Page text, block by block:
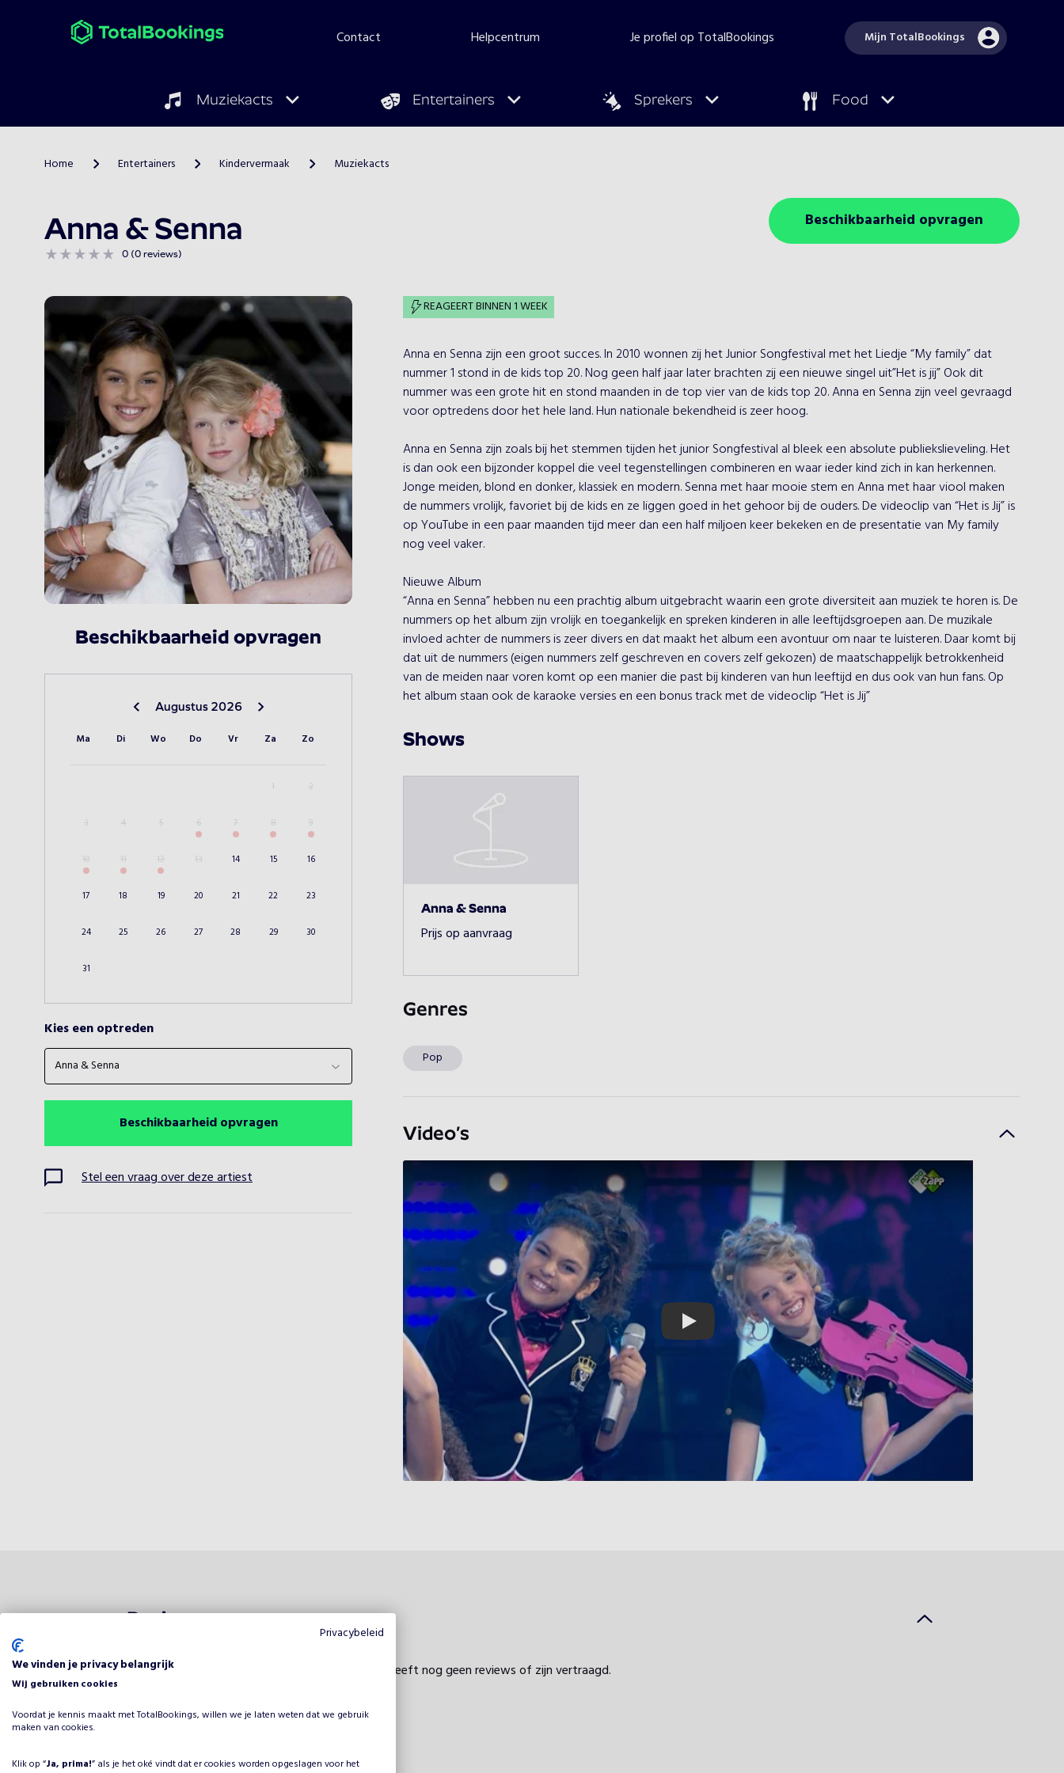
Contact Helpcentrum Je profiel op TotalBookings Mijn TotalBookings
Muziekacts Entertainers Sprekers Food
Home > Entertainers > Kindervermaak > Muziekacts
Anna & Senna
0 (0 reviews)
Beschikbaarheid opvragen
Beschikbaarheid opvragen
Vorige maand
Augustus 2026
Ma Di Wo Do Vr Za Zo
1 2
3 4 5 6 7 8 9
10 11 12 13 14 15 16
17 18 19 20 21 22 23
24 25 26 27 28 29 30
31
Kies een optreden
Anna & Senna
Beschikbaarheid opvragen
Stel een vraag over deze artiest
REAGEERT BINNEN 1 WEEK
Anna en Senna zijn een groot succes. In 2010 wonnen zij het Junior Songfestival met het Liedje “My family” dat
nummer 1 stond in de kids top 20. Nog geen half jaar later brachten zij een nieuwe singel uit”Het is jij” Ook dit
nummer was een grote hit en stond maanden in de top vier van de kids top 20. Anna en Senna zijn veel gevraagd
voor optredens door het hele land. Hun nationale bekendheid is zeer hoog.
Anna en Senna zijn zoals bij het stemmen tijden het junior Songfestival al bleek een absolute publiekslieveling. Het
is dan ook een bijzonder koppel die veel tegenstellingen combineren en waar ieder kind zich in kan herkennen.
Jonge meiden, blond en donker, klassiek en modern. Senna met haar mooie stem en Anna met haar viool maken
de nummers vrolijk, favoriet bij de kids en ze liggen goed in het gehoor bij de ouders. De videoclip van “Het is Jij” is
op YouTube in een paar maanden tijd meer dan een half miljoen keer bekeken en de presentatie van My family
nog veel vaker.
Nieuwe Album
“Anna en Senna” hebben nu een prachtig album uitgebracht waarin een grote diversiteit aan muziek te horen is. De
nummers op het album zijn vrolijk en toegankelijk en spreken kinderen in alle leeftijdsgroepen aan. De muzikale
invloed achter de nummers is zeer divers en dat maakt het album een avontuur om naar te luisteren. Daar komt bij
dat uit de nummers (eigen nummers zelf geschreven en covers zelf gekozen) de maatschappelijk betrokkenheid
van de meiden naar voren komt op een manier die past bij kinderen van hun leeftijd en dus ook van hun fans. Op
het album staan ook de karaoke versies en een bonus track met de videoclip “Het is Jij”
Shows
Anna & Senna
Prijs op aanvraag
Genres
Pop
Video’s
Play
5 sterren
Dit profiel heeft nog geen reviews of zijn vertraagd.
Privacybeleid
We vinden je privacy belangrijk
Wij gebruiken cookies
Voordat je kennis maakt met TotalBookings, willen we je laten weten dat we gebruik
maken van cookies.
Klik op “Ja, prima!” als je het oké vindt dat er cookies worden opgeslagen voor het